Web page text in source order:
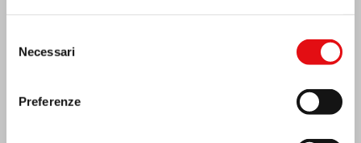
delNecessari
Preferenze